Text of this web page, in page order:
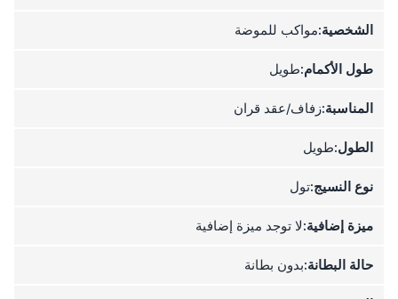
الشخصية:مواكب للموضة
طول الأكمام:طويل
المناسبة:زفاف/عقد قران
الطول:طويل
نوع النسيج:تول
ميزة إضافية:لا توجد ميزة إضافية
حالة البطانة:بدون بطانة